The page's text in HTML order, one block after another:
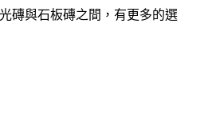
磚與石板磚之間，有更多的選